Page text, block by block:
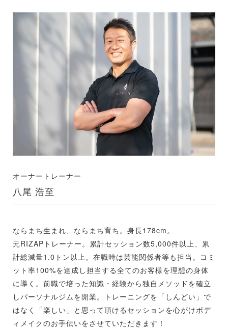
オーナートレーナー
八尾 浩至
ならまち生まれ、ならまち育ち。身長178cm。
元RIZAPトレーナー。累計セッション数5,000件以上、累
計総減量1.0トン以上。在職時は芸能関係者等も担当。コミ
ット率100%を達成し担当する全てのお客様を理想の身体
に導く。前職で培った知識・経験から独自メソッドを確立
しパーソナルジムを開業。トレーニングを「しんどい」で
はなく「楽しい」と思って頂けるセッションを心がけボデ
ィメイクのお手伝いをさせていただきます！